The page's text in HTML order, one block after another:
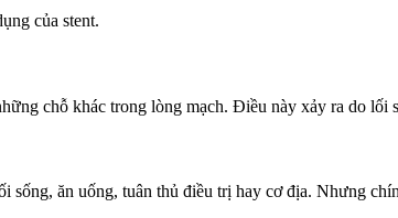
của stent.
chỗ khác trong lòng mạch. Điều này xảy ra do lối
ăn uống, tuân thủ điều trị hay cơ địa. Nhưng